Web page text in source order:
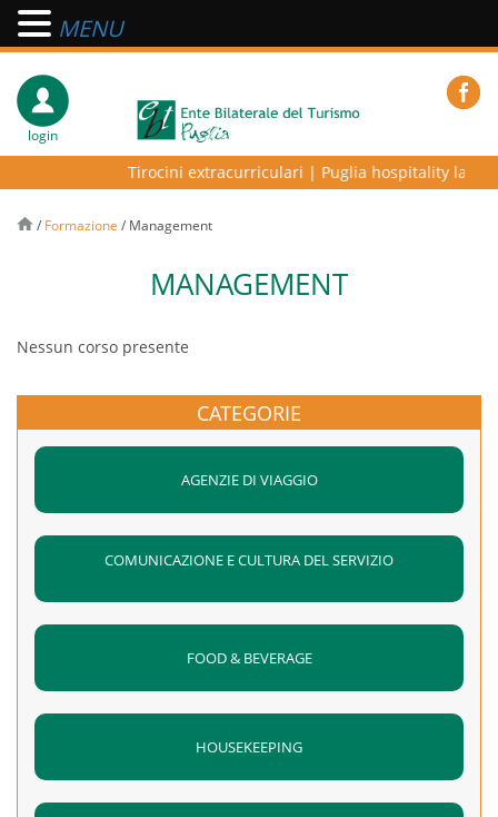
login
Tirocini extracurriculari|Puglia hospitality lab –
/ Formazione / Management
MANAGEMENT
Nessun corso presente
CATEGORIE
AGENZIE DI VIAGGIO
COMUNICAZIONE E CULTURA DEL SERVIZIO
FOOD & BEVERAGE
HOUSEKEEPING
MENU